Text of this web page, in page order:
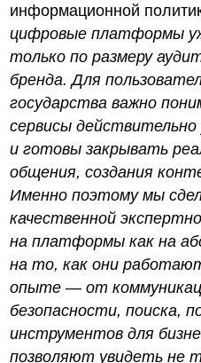
информационной
цифровые платформы
только по размеру
бренда. Для
государства важно
сервисы
и готовы закрывать
общения, создания
Именно поэтому мы
качественной
на платформы как на
на то, как они
опыте — от
безопасности, поиска,
инструментов для
позволяют увидеть не